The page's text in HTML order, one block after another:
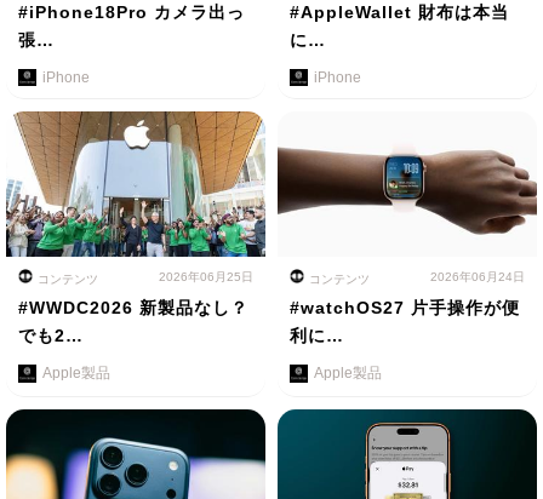
#iPhone18Pro カメラ出っ
張…
iPhone
#AppleWallet 財布は本当
に…
iPhone
コンテンツ 2026年06月25日
#WWDC2026 新製品なし？
でも2…
Apple製品
コンテンツ 2026年06月24日
#watchOS27 片手操作が便
利に…
Apple製品